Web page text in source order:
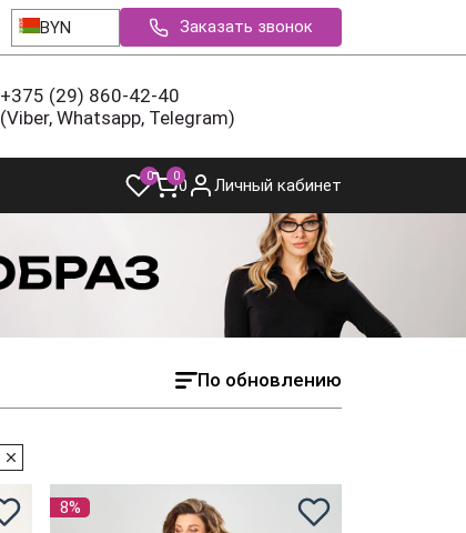
BYN Заказать звонок
+375 (29) 860-42-40
(Viber, Whatsapp, Telegram)
0 00 Личный кабинет
По обновлению
8%